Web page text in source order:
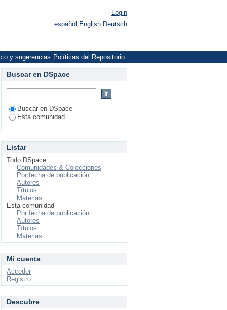
Login
español English Deutsch
Políticas del Repositorio
y sugerencias
Buscar en DSpace
Buscar en DSpace
Esta comunidad
Listar
Todo DSpace
Comunidades & Colecciones
Por fecha de publicación
Autores
Títulos
Materias
Esta comunidad
Por fecha de publicación
Autores
Títulos
Materias
Mi cuenta
Acceder
Registro
Descubre